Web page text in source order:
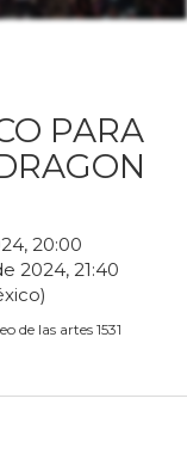
PARA
, 20:00
2024, 21:40
de las artes 1531